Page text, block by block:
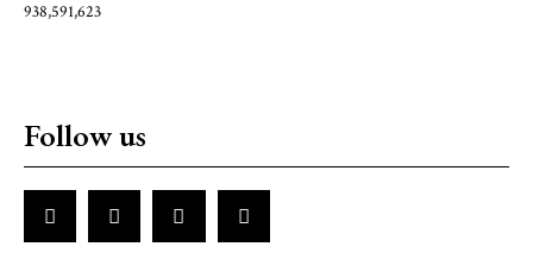
938,591,623
Follow us